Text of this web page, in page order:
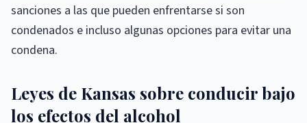
sanciones a las que pueden enfrentarse si son
condenados e incluso algunas opciones para evitar una
condena.
Leyes de Kansas sobre conducir bajo
los efectos del alcohol